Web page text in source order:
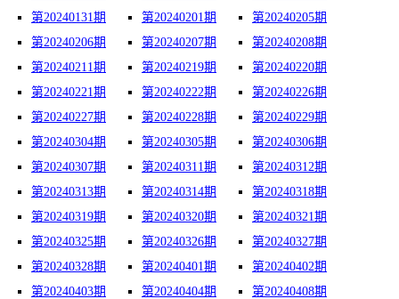
第20240131期
第20240201期
第20240205期
第20240206期
第20240207期
第20240208期
第20240211期
第20240219期
第20240220期
第20240221期
第20240222期
第20240226期
第20240227期
第20240228期
第20240229期
第20240304期
第20240305期
第20240306期
第20240307期
第20240311期
第20240312期
第20240313期
第20240314期
第20240318期
第20240319期
第20240320期
第20240321期
第20240325期
第20240326期
第20240327期
第20240328期
第20240401期
第20240402期
第20240403期
第20240404期
第20240408期